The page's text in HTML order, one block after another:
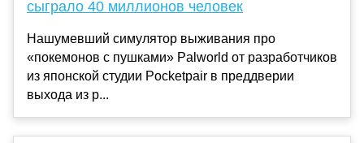
сыграло 40 миллионов человек
Нашумевший симулятор выживания про
«покемонов с пушками» Palworld от разработчиков
из японской студии Pocketpair в преддверии
выхода из р...